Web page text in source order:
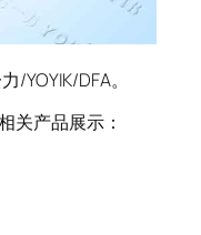
DFA。
产品展示：